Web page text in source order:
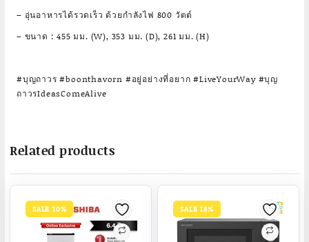
– อุ่นอาหารได้รวดเร็ว ด้วยกำลังไฟ 800 วัตต์
– ขนาด : 455 มม. (W), 353 มม. (D), 261 มม. (H)
#บุญถาวร #boonthavorn #อยู่อย่างที่อยาก #LiveYourWay #บุญ
ถาวรIdeasComeAlive
Related products
SALE 10% SALE 18%